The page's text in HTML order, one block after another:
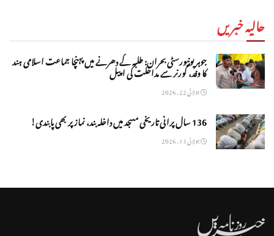
حالیہ خبریں
جوہر یونیورسٹی بحران: طلبہ کے دھرنے میں پہنچا جماعت اسلامی ہند
کا وفد، گورنر سے مداخلت کی اپیل
جولائی 22, 2026
136 سال پرانی تاریخی مسجد میں داخلہ بند، نماز پر بھی پابندی!
جولائی 13, 2026